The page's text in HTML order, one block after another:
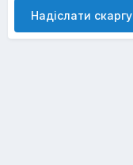
Надіслати скаргу